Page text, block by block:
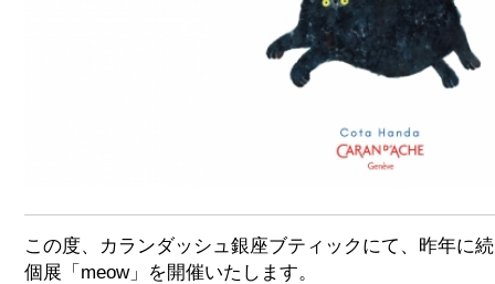
この度、カランダッシュ銀座ブティックにて、昨年に
個展「meow」を開催いたします。